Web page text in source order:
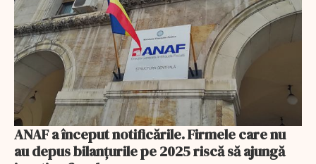
ANAF a început notificările. Firmele care nu
au depus bilanțurile pe 2025 riscă să ajungă